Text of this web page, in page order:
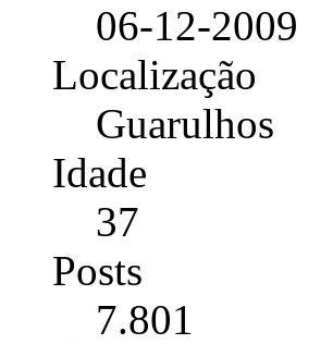
06-12-2009
Localização
Guarulhos
Idade
37
Posts
7.801